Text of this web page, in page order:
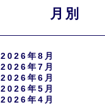
月別
2026年8月
2026年7月
2026年6月
2026年5月
2026年4月